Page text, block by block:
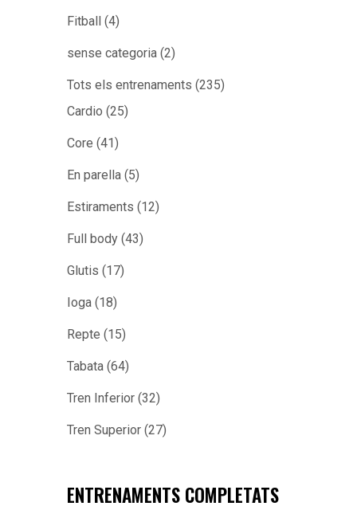
Fitball (4)
sense categoria (2)
Tots els entrenaments (235)
Cardio (25)
Core (41)
En parella (5)
Estiraments (12)
Full body (43)
Glutis (17)
Ioga (18)
Repte (15)
Tabata (64)
Tren Inferior (32)
Tren Superior (27)
ENTRENAMENTS COMPLETATS